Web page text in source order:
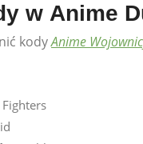
w Anime
kodyAnime